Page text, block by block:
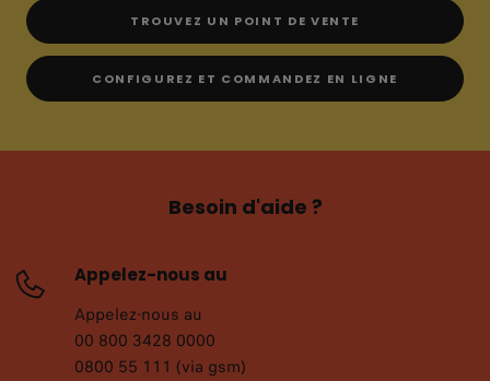
TROUVEZ UN POINT DE VENTE
CONFIGUREZ ET COMMANDEZ EN LIGNE
Besoin d'aide ?
Appelez-nous au
Appelez-nous au
00 800 3428 0000
0800 55 111 (via gsm)